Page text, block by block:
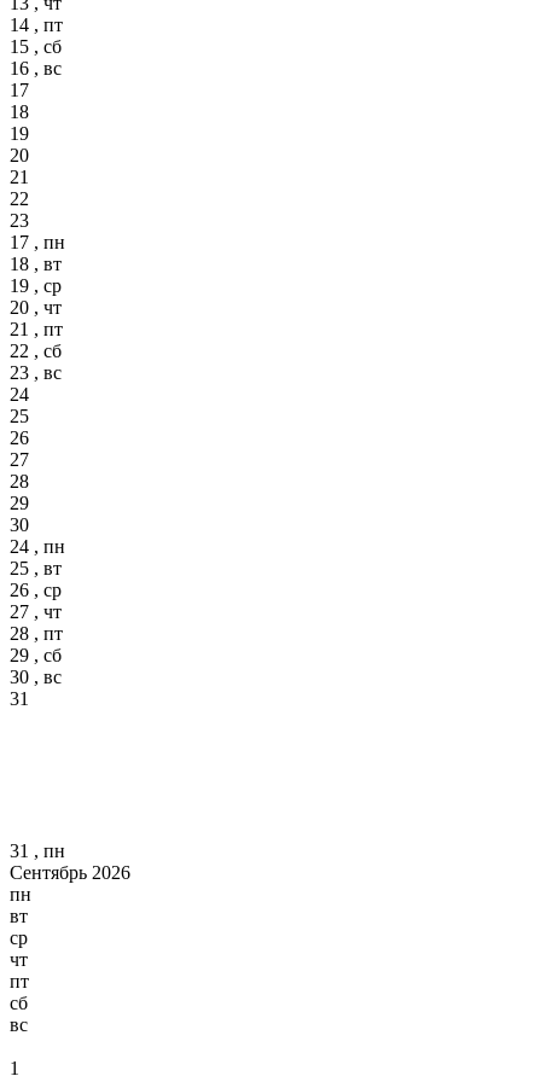
14 , пт
15 , сб
16 , вс
17
18
19
20
21
22
23
17 , пн
18 , вт
19 , ср
20 , чт
21 , пт
22 , сб
23 , вс
24
25
26
27
28
29
30
24 , пн
25 , вт
26 , ср
27 , чт
28 , пт
29 , сб
30 , вс
31
31 , пн
Сентябрь 2026
пн
вт
ср
чт
пт
сб
вс
1